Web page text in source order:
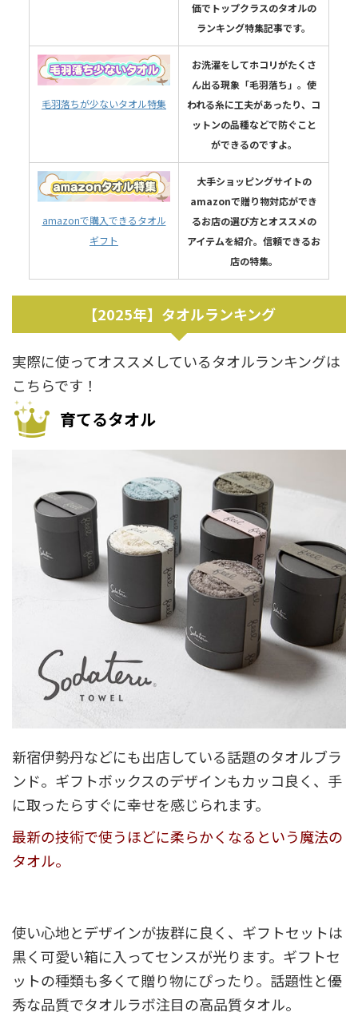
価でトップクラスのタオルの
ランキング特集記事です。
毛羽落ちが少ないタオル特集
お洗濯をしてホコリがたくさ
ん出る現象「毛羽落ち」。使
われる糸に工夫があったり、コ
ットンの品種などで防ぐこと
ができるのですよ。
amazonで購入できるタオル
ギフト
大手ショッピングサイトの
amazonで贈り物対応ができ
るお店の選び方とオススメの
アイテムを紹介。信頼できるお
店の特集。
【2025年】タオルランキング
実際に使ってオススメしているタオルランキングは
こちらです！
育てるタオル
新宿伊勢丹などにも出店している話題のタオルブラ
ンド。ギフトボックスのデザインもカッコ良く、手
に取ったらすぐに幸せを感じられます。
最新の技術で使うほどに柔らかくなるという魔法の
タオル。
使い心地とデザインが抜群に良く、ギフトセットは
黒く可愛い箱に入ってセンスが光ります。ギフトセ
ットの種類も多くて贈り物にぴったり。話題性と優
秀な品質でタオルラボ注目の高品質タオル。